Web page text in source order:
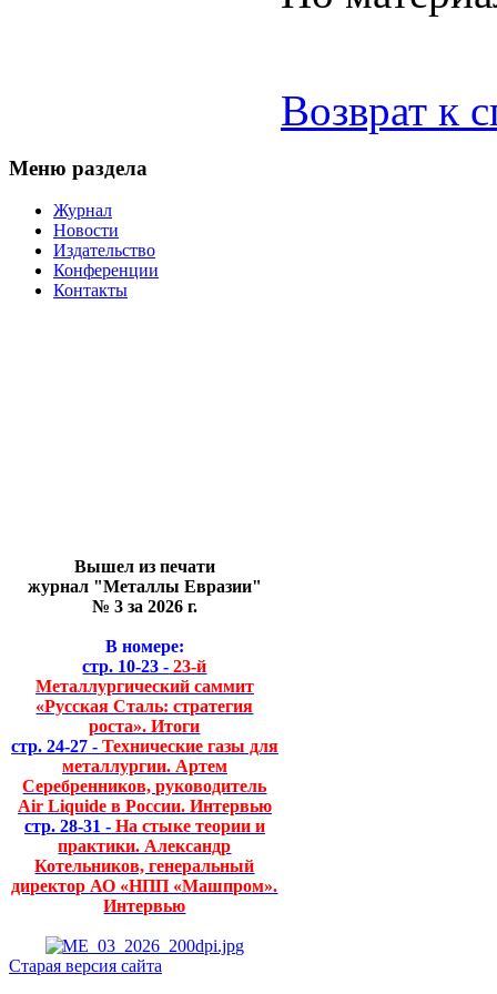
Возврат к
Меню раздела
Журнал
Новости
Издательство
Конференции
Контакты
Вышел из печати
журнал "Металлы Евразии"
№ 3 за 2026 г.
В номере:
стр. 10-23 - 23-й
Металлургический саммит
«Русская Сталь: стратегия
роста». Итоги
стр. 24-27 - Технические газы для
металлургии. Артем
Серебренников, руководитель
Air Liquide в России. Интервью
стр. 28-31 - На стыке теории и
практики. Александр
Котельников, генеральный
директор АО «НПП «Машпром».
Интервью
Старая версия сайта